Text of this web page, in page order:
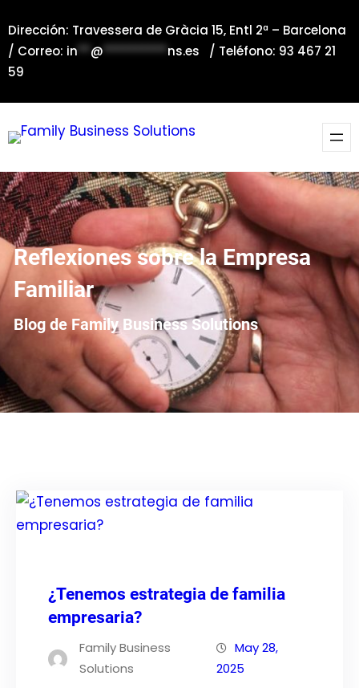
al
contenido
Dirección: Travessera de Gràcia 15, Entl 2ª – Barcelona
/ Correo: in**@**********ns.es / Teléfono: 93 467 21
59
Reflexiones sobre la Empresa
Familiar
Blog de Family Business Solutions
¿Tenemos estrategia de familia
empresaria?
Family Business
Solutions
May 28,
2025